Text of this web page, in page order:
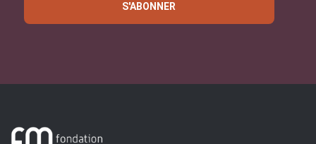
S'ABONNER